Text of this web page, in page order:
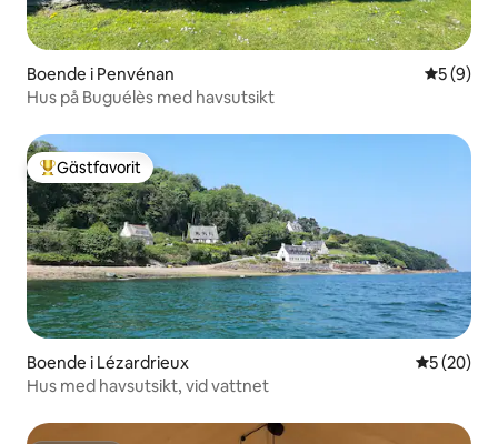
Boende i Penvénan 5 av 5 i
5 (9)
Hus på Buguélès med havsutsikt
Populär gästfavorit
Gästfavorit
Boende i Lézardrieux 5 av 5 i
5 (20)
Hus med havsutsikt, vid vattnet